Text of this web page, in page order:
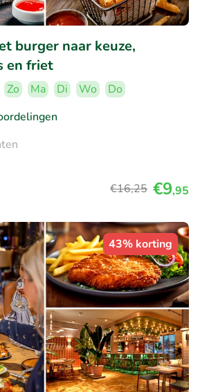
burger naar keuze,
en friet
Zo Ma Di Wo
Do
€16,25 €9,95
43% korting